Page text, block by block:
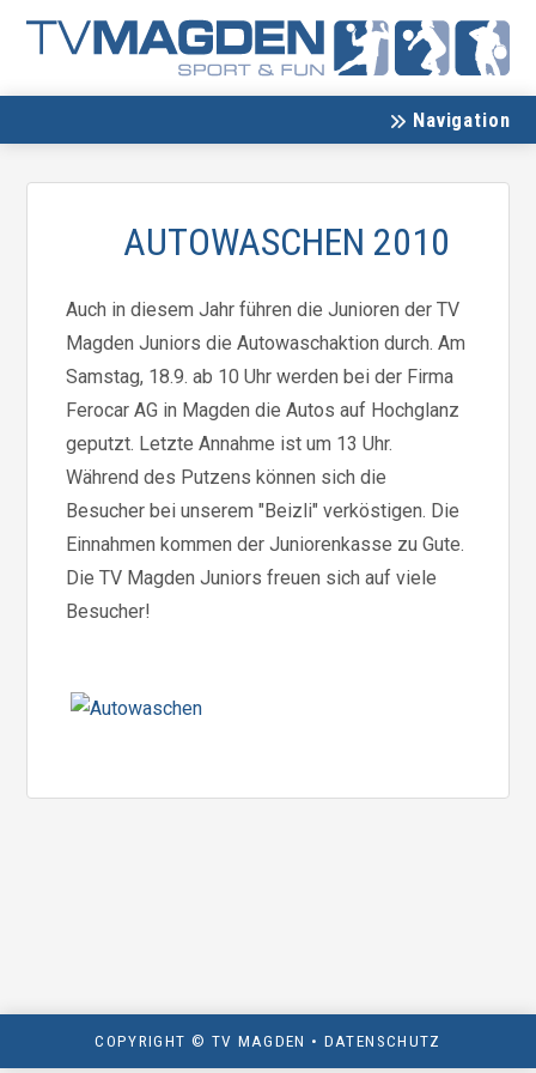
Navigation
AUTOWASCHEN 2010
Auch in diesem Jahr führen die Junioren der TV
Magden Juniors die Autowaschaktion durch. Am
Samstag, 18.9. ab 10 Uhr werden bei der Firma
Ferocar AG in Magden die Autos auf Hochglanz
geputzt. Letzte Annahme ist um 13 Uhr.
Während des Putzens können sich die
Besucher bei unserem "Beizli" verköstigen. Die
Einnahmen kommen der Juniorenkasse zu Gute.
Die TV Magden Juniors freuen sich auf viele
Besucher!
COPYRIGHT © TV MAGDEN • DATENSCHUTZ